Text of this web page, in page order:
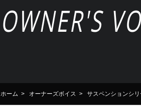
OWNER'S
ホーム > オーナーズボイス > サスペンションシ